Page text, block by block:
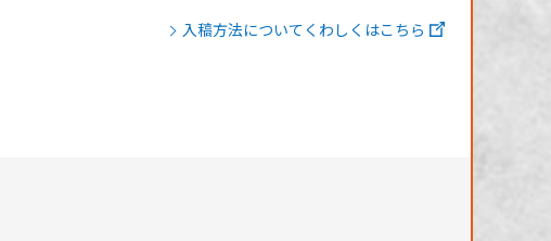
入稿方法についてくわしくはこちら